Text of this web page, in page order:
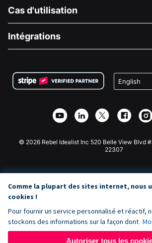
À propos de nous
Carrières
Confidentialité
Partenariat d'affiliation
Bibliothèque
Cas d'utilisation
Collecte de fonds médicale
Collecte de fonds caritative
Intégrations
Plugin de don Wix
Application de don Webflow
Don Joomla
© 2026 Rebel Idealist Inc 520 Belle View Blvd
22307
Comme la plupart des sites internet, nous
cookies !
Pour fournir un service personnalisé et réactif,
stockons des informations sur la façon dont
Autoriser tous les